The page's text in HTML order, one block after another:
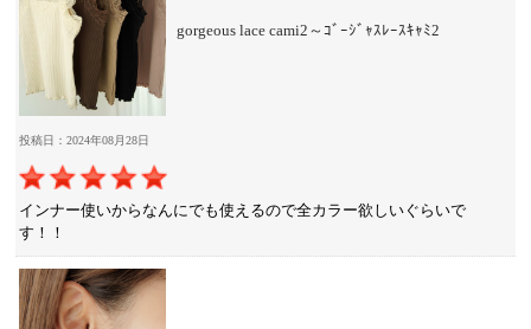
gorgeous lace cami2～ｺﾞｰｼﾞｬｽﾚｰｽｷｬﾐ2
投稿日：2024年08月28日
インナー使いからなんにでも使えるので全カラー欲しいぐらいで
す！！